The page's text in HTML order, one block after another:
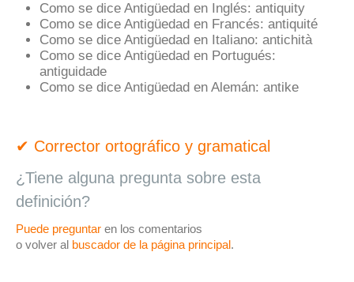
Como se dice Antigüedad en Inglés: antiquity
Como se dice Antigüedad en Francés: antiquité
Como se dice Antigüedad en Italiano: antichità
Como se dice Antigüedad en Portugués:
antiguidade
Como se dice Antigüedad en Alemán: antike
✔ Corrector ortográfico y gramatical
¿Tiene alguna pregunta sobre esta
definición?
Puede preguntar en los comentarios
o volver al buscador de la página principal.